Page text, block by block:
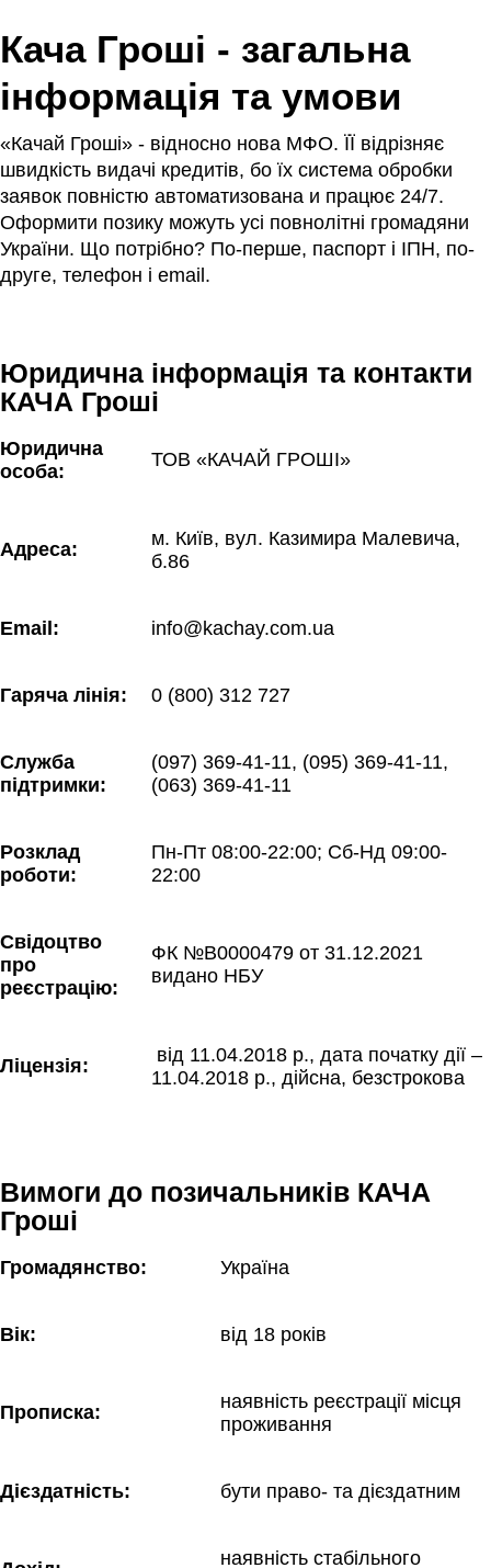
Кача Гроші - загальна
інформація та умови
«Качай Гроші» - відносно нова МФО. ЇЇ відрізняє
швидкість видачі кредитів, бо їх система обробки
заявок повністю автоматизована и працює 24/7.
Оформити позику можуть усі повнолітні громадяни
України. Що потрібно? По-перше, паспорт і ІПН, по-
друге, телефон і email.
Юридична інформація та контакти
КАЧА Гроші
Юридична
особа:
ТОВ «КАЧАЙ ГРОШІ»
Адреса:
м. Київ, вул. Казимира Малевича,
б.86
Email: info@kachay.com.ua
Гаряча лінія: 0 (800) 312 727
Служба
підтримки:
(097) 369-41-11, (095) 369-41-11,
(063) 369-41-11
Розклад
роботи:
Пн-Пт 08:00-22:00; Сб-Нд 09:00-
22:00
Свідоцтво
про
реєстрацію:
ФК №В0000479 от 31.12.2021
видано НБУ
Ліцензія:
11.04.2018 р., дійсна, безстрокова
Вимоги до позичальників КАЧА
Гроші
Громадянство: Україна
Вік: від 18 років
Прописка:
наявність реєстрації місця
проживання
Дієздатність: бути право- та дієздатним
наявність стабільного